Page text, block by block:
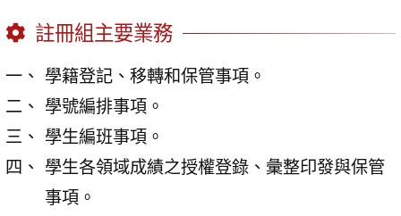
註冊組主要業務
學籍登記、移轉和保管事項。
學號編排事項。
學生編班事項。
學生各領域成績之授權登錄、彙整印發與保管
事項。